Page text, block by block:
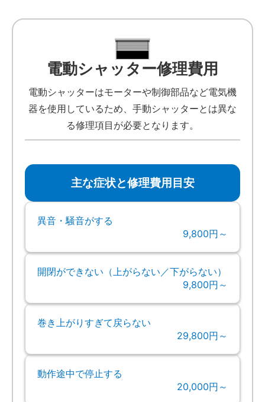
電動シャッター修理費用
電動シャッターはモーターや制御部品など電気機
器を使用しているため、手動シャッターとは異な
る修理項目が必要となります。
主な症状と修理費用目安
異音・騒音がする
9,800円～
開閉ができない（上がらない／下がらない）
9,800円～
巻き上がりすぎて戻らない
29,800円～
動作途中で停止する
20,000円～